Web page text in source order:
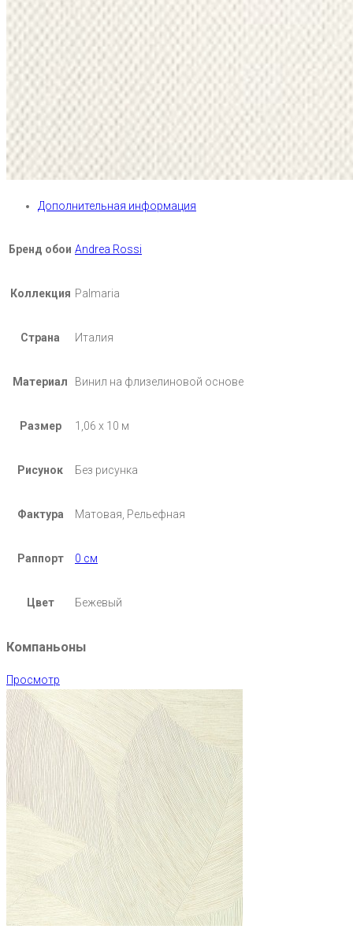
Дополнительная информация
Бренд обои Andrea Rossi
Коллекция Palmaria
Страна Италия
Материал Винил на флизелиновой основе
Размер 1,06 х 10 м
Рисунок Без рисунка
Фактура Матовая, Рельефная
Раппорт 0 см
Цвет Бежевый
Компаньоны
Просмотр